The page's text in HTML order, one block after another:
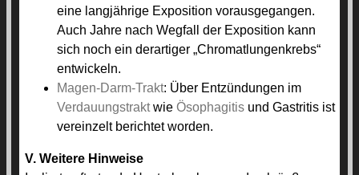
eine langjährige Exposition vorausgegangen.
Auch Jahre nach Wegfall der Exposition kann
sich noch ein derartiger „Chromatlungenkrebs“
entwickeln.
Magen-Darm-Trakt: Über Entzündungen im
Verdauungstraktwie Ösophagitis und Gastritis ist
vereinzelt berichtet worden.
V. Weitere Hinweise